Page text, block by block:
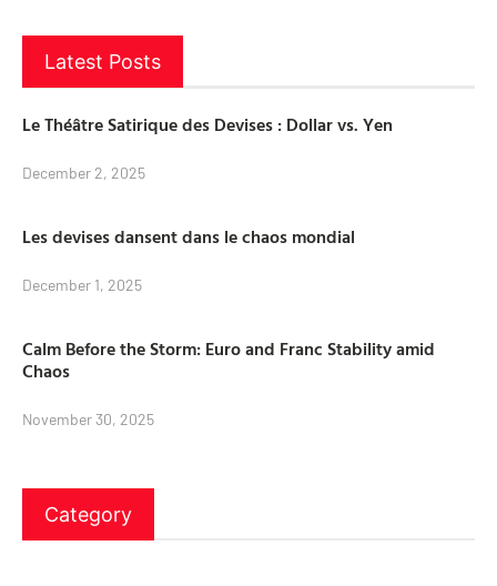
Latest Posts
Le Théâtre Satirique des Devises : Dollar vs. Yen
December 2, 2025
Les devises dansent dans le chaos mondial
December 1, 2025
Calm Before the Storm: Euro and Franc Stability amid
Chaos
November 30, 2025
Category